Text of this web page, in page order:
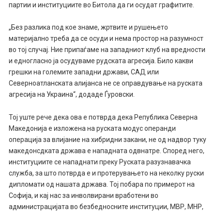
партии и институциите во Битола да ги осудат графитите.
„Без разлика под кое знаме, жртвите и рушењето
материјално треба да се осуди и нема простор на разумност
во тој случај. Ние припаѓаме на западниот клуб на вредности
и едногласно ја осудуваме рудската агресија. Било какви
грешки на големите западни држави, САД или
Северноатланската алијанса не се оправдување на руската
агресија на Украина“, додаде Ѓуровски.
Тој уште рече дека ова е потврда дека Република Северна
Македонија е изложена на руската модус операнди
операција за влијание на хибридни закани, не од надвор туку
македонсдката држава е нападната одвнатре. Според него,
институциите се нападнати преку Руската разузнавачка
служба, за што потврда е и протерувањето на неколку руски
дипломати од нашата држава. Тој побара по примерот на
Софија, и кај нас за инволвирани вработени во
администрацијата во безбедносните институции, МВР, МНР,